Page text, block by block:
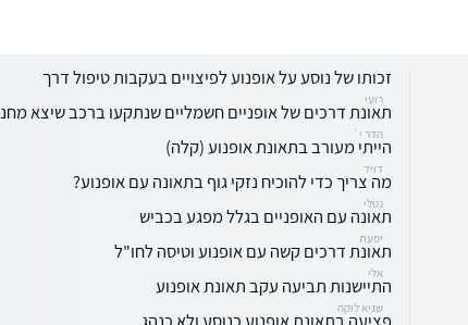
זכותו של נוסע על אופנוע לפיצויים בעקבות טיפול דרך
רועי
תאונת דרכים של אופניים חשמליים שנתקעו ברכב שיצא
הדר י`
הייתי מעורב בתאונת אופנוע (קלה)
דויד
מה צריך כדי להוכיח נזקי גוף בתאונה עם אופנוע?
נטלי
תאונה עם האופניים בגלל מפגע בכביש
יפעת
תאונת דרכים קשה עם אופנוע וטיסה לחו"ל
אלי
התיישנות תביעה עקב תאונת אופנוע
שגיא לוקה